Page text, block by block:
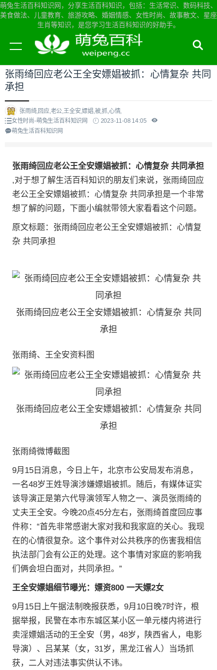
萌兔生活百科知识网，分享生活百科知识，包括：生活常识、数码科技、
美食做法、儿童教育、旅游攻略、婚姻情感、女性时尚、故事散文、星座
生肖等知识，是您学习生活百科知识的好助手。
当前位置： 萌兔生活百科知识网首页>女性时尚
张雨绮回应老公王全安嫖娼被抓：心情复杂 共同
承担
张雨绮,回应,老公,王全安,嫖娼,被,抓,心情,
女性时尚-萌兔生活百科知识网
2023-11-08 14:05
萌兔生活百科知识网
张雨绮回应老公王全安嫖娼被抓：心情复杂 共同承担
,对于想了解生活百科知识的朋友们来说，张雨绮回应
老公王全安嫖娼被抓：心情复杂 共同承担是一个非常
想了解的问题，下面小编就带领大家看看这个问题。
原文标题：张雨绮回应老公王全安嫖娼被抓：心情复
杂 共同承担
张雨绮回应老公王全安嫖娼被抓：心情复杂 共同
承担
张雨绮、王全安资料图
张雨绮回应老公王全安嫖娼被抓：心情复杂 共同
承担
张雨绮微博截图
9月15日消息，今日上午，北京市公安局发布消息，
一名48岁王姓导演涉嫌嫖娼被抓。随后，有媒体证实
该导演正是第六代导演领军人物之一、演员张雨绮的
丈夫王全安。今晚20点45分左右，张雨绮首度回应事
件称：“首先非常感谢大家对我和我家庭的关心。我现
在的心情很复杂。这个事件对公共秩序的伤害我相信
执法部门会有公正的处理。这个事情对家庭的影响我
们俩会坦白面对，共同承担。”
王全安嫖娼细节曝光：嫖资800 一天嫖2女
9月15日上午据法制晚报获悉，9月10日晚7时许，根
据举报，民警在本市东城区某小区一单元楼内将进行
卖淫嫖娼活动的王全安（男，48岁，陕西省人，电影
导演）、吕某某（女，31岁，黑龙江省人）当场抓
获，二人对违法事实供认不讳。